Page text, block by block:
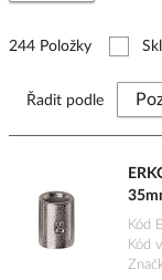
244 Položky
Řadit podle
Kód
Kód